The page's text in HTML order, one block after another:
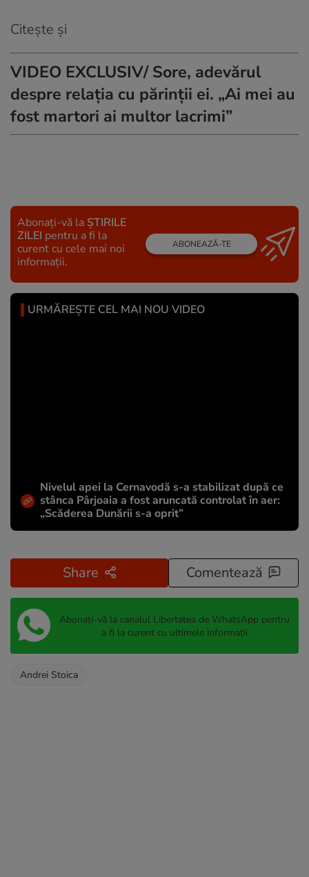
Citește și
VIDEO EXCLUSIV/ Sore, adevărul
despre relația cu părinții ei. „Ai mei au
fost martori ai multor lacrimi”
Abonați-vă la ȘTIRILE
ZILEI pentru a fi la
curent cu cele mai noi
informații.
ABONEAZĂ-TE
URMĂREȘTE CEL MAI NOU VIDEO
Nivelul apei la Cernavodă s-a stabilizat după ce
stânca Pârjoaia a fost aruncată controlat în aer:
„Scăderea Dunării s-a oprit”
Share Comentează
Abonați-vă la canalul Libertatea de WhatsApp pentru
a fi la curent cu ultimele informații
Andrei Stoica